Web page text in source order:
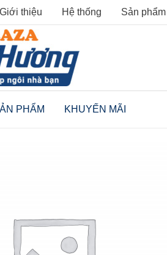
Giới thiệu Hệ thống Sản phẩm
PHẨM KHUYẾN MÃI